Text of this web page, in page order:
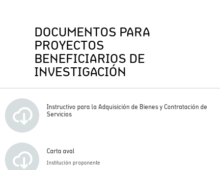
DOCUMENTOS PARA
PROYECTOS
BENEFICIARIOS DE
INVESTIGACIÓN
Instructivo para la Adquisición de Bienes y Contratación de
Servicios
Carta aval
Institución proponente